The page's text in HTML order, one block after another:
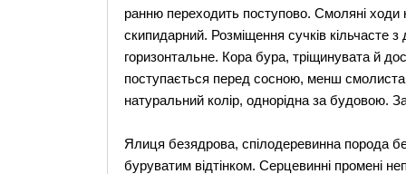
ранню переходить поступово. Смоляні ходи
скипидарний. Розміщення сучків кільчасте
горизонтальне. Кора бура, тріщинувата й
поступається перед сосною, менш
натуральний колір, однорідна за будовою.
Ялиця безядрова, спілодеревинна порода
буруватим відтінком. Серцевинні промені